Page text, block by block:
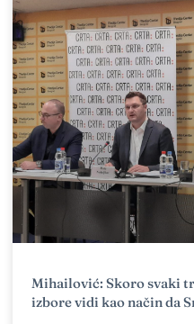
Mihailović: Skoro svaki
izbore vidi kao način da